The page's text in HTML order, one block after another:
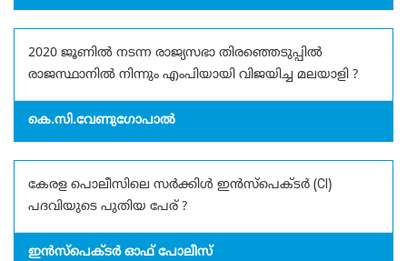
2020 ജൂണിൽ നടന്ന രാജ്യസഭാ തിരഞ്ഞെടുപ്പിൽ
രാജസ്ഥാനിൽ നിന്നും എംപിയായി വിജയിച്ച മലയാളി ?
കെ.സി.വേണുഗോപാൽ
കേരള പൊലീസിലെ സർക്കിൾ ഇൻസ്‌പെക്ടർ (CI)
പദവിയുടെ പുതിയ പേര് ?
ഇൻസ്‌പെക്ടർ ഓഫ് പോലീസ്